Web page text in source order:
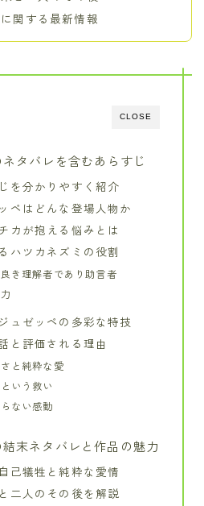
関する最新情報
CLOSE
タバレを含むあらすじ
を分かりやすく紹介
ペはどんな登場人物か
カが抱える悩みとは
ハツカネズミの役割
き理解者であり助言者
ュゼッペの多彩な特技
と評価される理由
と純粋な愛
いう救い
ない感動
結末ネタバレと作品の魅力
己犠牲と純粋な愛情
二人のその後を解説